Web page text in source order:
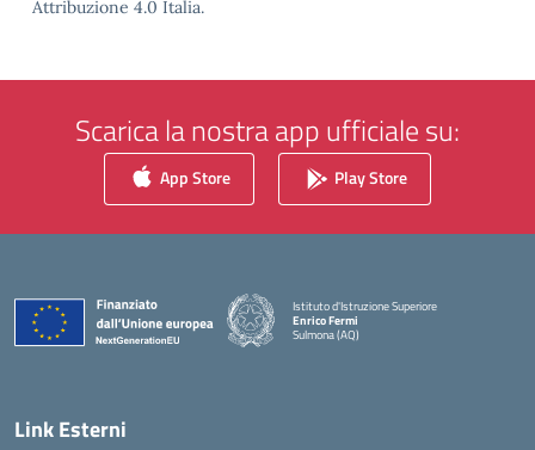
Attribuzione 4.0 Italia.
Scarica la nostra app ufficiale su:
App Store Play Store
Istituto d'Istruzione Superiore
Enrico Fermi
Sulmona (AQ)
— Visita la pagina iniziale della scuola
Link Esterni